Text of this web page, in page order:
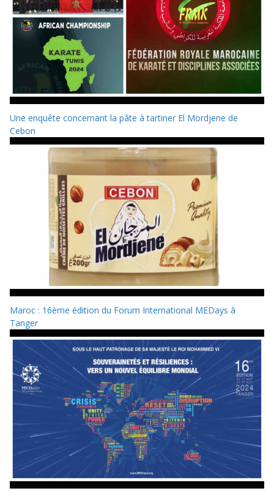
Une enquête concernant la pâte à tartiner El Mordjene de
Cebon
Maroc : 16ème édition du Forum International MEDays à
Tanger